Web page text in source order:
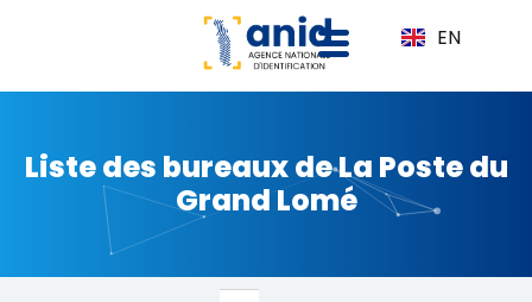
EN
Liste des bureaux de La Poste du
Grand Lomé